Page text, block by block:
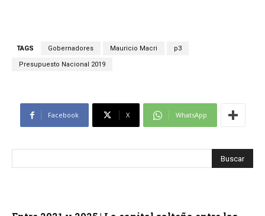
TAGS Gobernadores Mauricio Macri p3
Presupuesto Nacional 2019
Facebook X WhatsApp